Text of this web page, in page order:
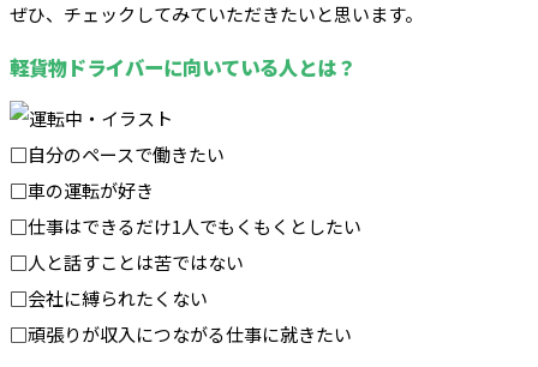
ぜひ、チェックしてみていただきたいと思います。
軽貨物ドライバーに向いている人とは？
□自分のペースで働きたい
□車の運転が好き
□仕事はできるだけ1人でもくもくとしたい
□人と話すことは苦ではない
□会社に縛られたくない
□頑張りが収入につながる仕事に就きたい